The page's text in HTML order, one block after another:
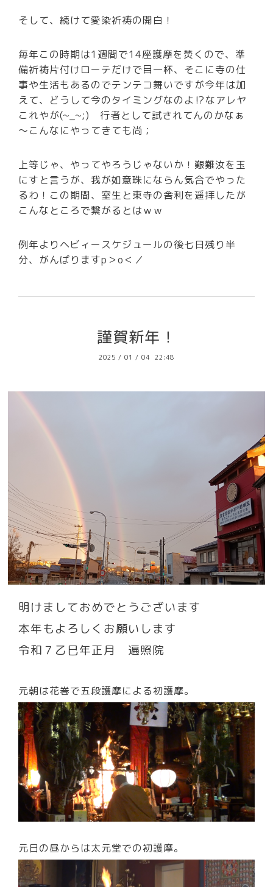
そして、続けて愛染祈祷の開白！
毎年この時期は1週間で14座護摩を焚くので、準
備祈祷片付けローテだけで目一杯、そこに寺の仕
事や生活もあるのでテンテコ舞いですが今年は加
えて、どうして今のタイミングなのよ⁉なアレヤ
これやが(~_~;) 行者として試されてんのかなぁ
～こんなにやってきても尚；
上等じゃ、やってやろうじゃないか！艱難汝を玉
にすと言うが、我が如意珠にならん気合でやった
るわ！この期間、室生と東寺の舎利を遥拝したが
こんなところで繋がるとはｗｗ
例年よりヘビィースケジュールの後七日残り半
分、がんばりますp＞o＜／
謹賀新年！
2025 / 01 / 04 22:48
明けましておめでとうございます
本年もよろしくお願いします
令和７乙巳年正月 遍照院
元朝は花巻で五段護摩による初護摩。
元日の昼からは太元堂での初護摩。